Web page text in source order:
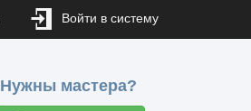
Войти в систему
Нужны мастера?